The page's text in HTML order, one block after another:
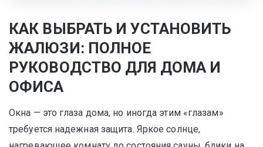
КАК ВЫБРАТЬ И УСТАНОВИТЬ
ЖАЛЮЗИ: ПОЛНОЕ
РУКОВОДСТВО ДЛЯ ДОМА И
ОФИСА
Окна — это глаза дома, но иногда этим «глазам»
требуется надежная защита. Яркое солнце,